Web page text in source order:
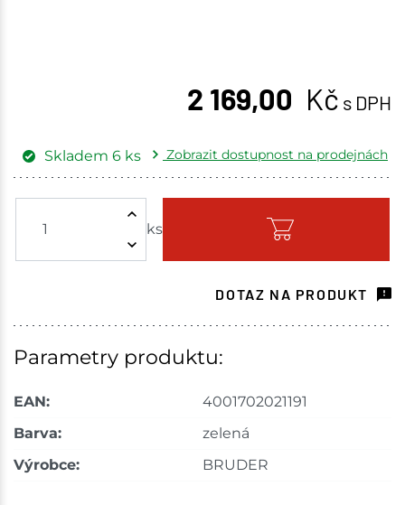
2 169,00 Kč s DPH
ks
Skladem 6 ks
Zobrazit dostupnost na prodejnách
Skladem - ihned k odeslání
Havlíčkův Brod 1 ks
Skladem na prodejně - doručení do 7 dnů
DOTAZ NA PRODUKT
Parametry produktu:
EAN:
4001702021191
Barva:
zelená
Výrobce:
BRUDER